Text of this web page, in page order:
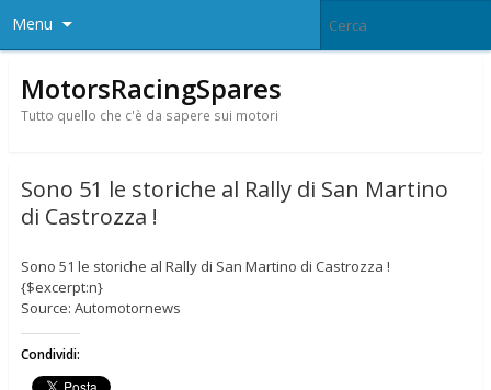
Menu
MotorsRacingSpares
Tutto quello che c'è da sapere sui motori
Sono 51 le storiche al Rally di San Martino
di Castrozza !
Sono 51 le storiche al Rally di San Martino di Castrozza !
{$excerpt:n}
Source: Automotornews
Condividi: